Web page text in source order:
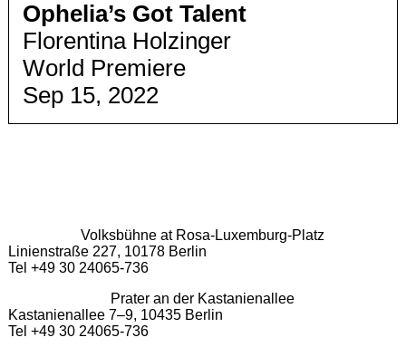
Ophelia’s Got Talent
Florentina Holzinger
World Premiere
Sep 15, 2022
Volksbühne at Rosa-Luxemburg-Platz
Linienstraße 227, 10178 Berlin
Tel +49 30 24065-736
Prater an der Kastanienallee
Kastanienallee 7–9, 10435 Berlin
Tel +49 30 24065-736